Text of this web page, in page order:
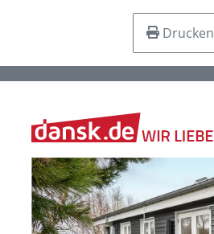
Drucken